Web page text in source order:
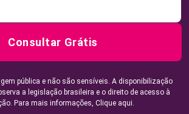
Consultar Grátis
pública e não são sensíveis. A disponibilização
a legislação brasileira e o direito de acesso à
Para mais informações, Clique aqui.